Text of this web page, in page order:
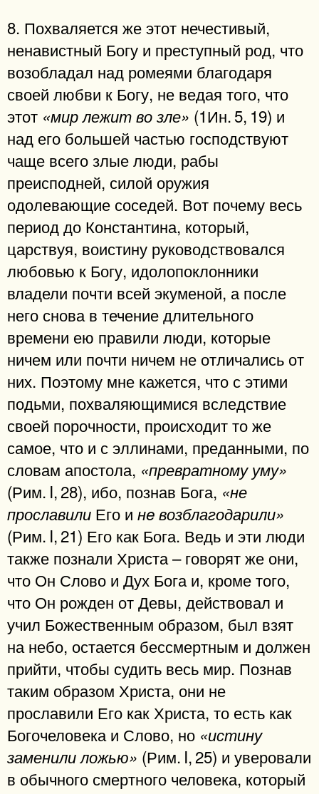
8. Похваляется же этот нечестивый,
ненавистный Богу и преступный род, что
возобладал над ромеями благодаря
своей любви к Богу, не ведая того, что
этот «мир лежит во зле» (1Ин. 5, 19) и
над его большей частью господствуют
чаще всего злые люди, рабы
преисподней, силой оружия
одолевающие соседей. Вот почему весь
период до Константина, который,
царствуя, воистину руководствовался
любовью к Богу, идолопоклонники
владели почти всей экуменой, а после
него снова в течение длительного
времени ею правили люди, которые
ничем или почти ничем не отличались от
них. Поэтому мне кажется, что с этими
подьми, похваляющимися вследствие
своей порочности, происходит то же
самое, что и с эллинами, преданными, по
словам апостола, «превратному уму»
(Рим. I, 28), ибо, познав Бога, «не
прославили Его и нe возблагодарили»
(Рим. I, 21) Его как Бога. Ведь и эти люди
также познали Христа – говорят же они,
что Он Слово и Дух Бога и, кроме того,
что Он рожден от Девы, действовал и
учил Божественным образом, был взят
на небо, остается бессмертным и должен
прийти, чтобы судить весь мир. Познав
таким образом Христа, они не
прославили Его как Христа, то есть как
Богочеловека и Слово, но «истину
заменили ложью» (Рим. I, 25) и уверовали
в обычного смертного человека, который